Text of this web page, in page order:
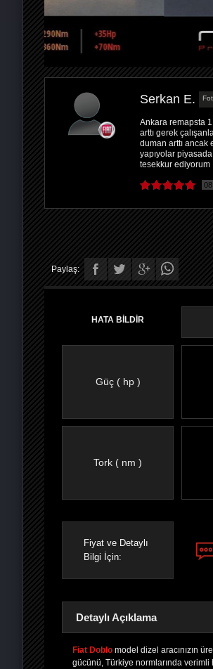
Serkan E.
Ankara remapsta
arttı gerek
duman arttı ancak
yapıyolar
tesekkur ediyorum
Paylaş:
HATA BİLDİR
Güç ( hp )
Tork ( nm )
Fiyat ve Detaylı
Bilgi İçin:
Detaylı Açıklama
Fiat Doblo model dizel aracınızın
gücünü, Türkiye normlarında verimli